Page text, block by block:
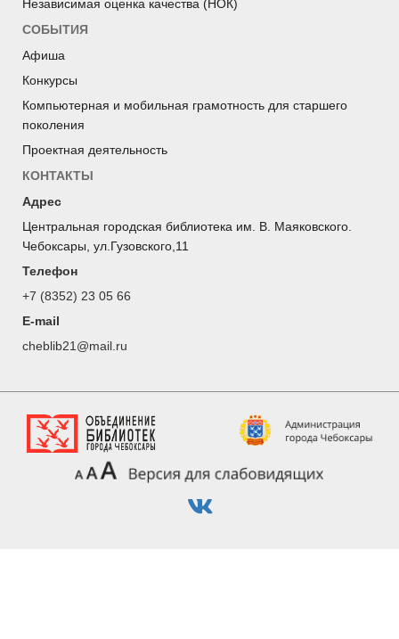
Независимая оценка качества (НОК)
СОБЫТИЯ
Афиша
Конкурсы
Компьютерная и мобильная грамотность для старшего
поколения
Проектная деятельность
КОНТАКТЫ
Адрес
Центральная городская библиотека им. В. Маяковского.
Чебоксары, ул.Гузовского,11
Телефон
+7 (8352) 23 05 66
E-mail
cheblib21@mail.ru